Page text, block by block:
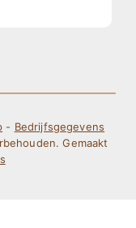
- Bedrijfsgegevens
Gemaakt